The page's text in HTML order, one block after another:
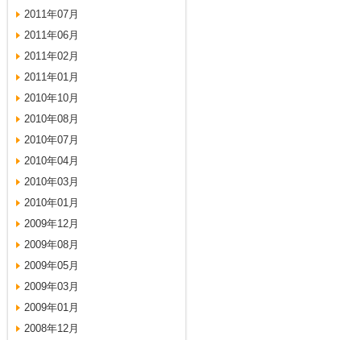
2011年07月
2011年06月
2011年02月
2011年01月
2010年10月
2010年08月
2010年07月
2010年04月
2010年03月
2010年01月
2009年12月
2009年08月
2009年05月
2009年03月
2009年01月
2008年12月